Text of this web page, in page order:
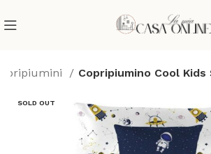
Copripiumino Cool
SOLD OUT